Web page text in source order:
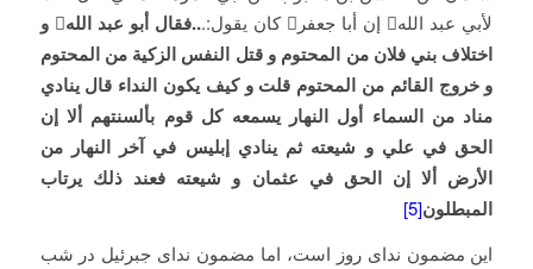
لأبي عبد الله إن أبا جعفر كان يقول:.
..فقال أبو عبد الله و
اختلاف بني فلان من المحتوم و قتل النفس الزكية من المحتوم
و خروج القائم من المحتوم قلت و كيف يكون النداء قال ينادي
مناد من السماء أول النهار يسمعه كل قوم بألسنتهم ألا إن
الحق في علي و شيعته ثم ينادي إبليس في آخر النهار من
الأرض ألا إن الحق في عثمان و شيعته فعند ذلك يرتاب
المبطلون[5]
این مضمون ندای روز است، اما مضمون ندای جبرئیل در شب